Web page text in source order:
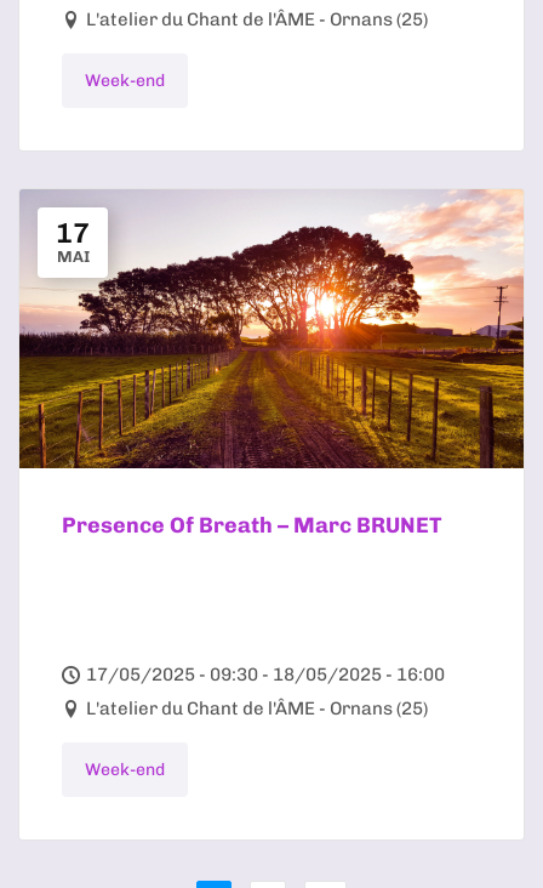
L'atelier du Chant de l'ÂME - Ornans (25)
Week-end
17
MAI
Presence Of Breath – Marc BRUNET
17/05/2025 - 09:30 - 18/05/2025 - 16:00
L'atelier du Chant de l'ÂME - Ornans (25)
Week-end